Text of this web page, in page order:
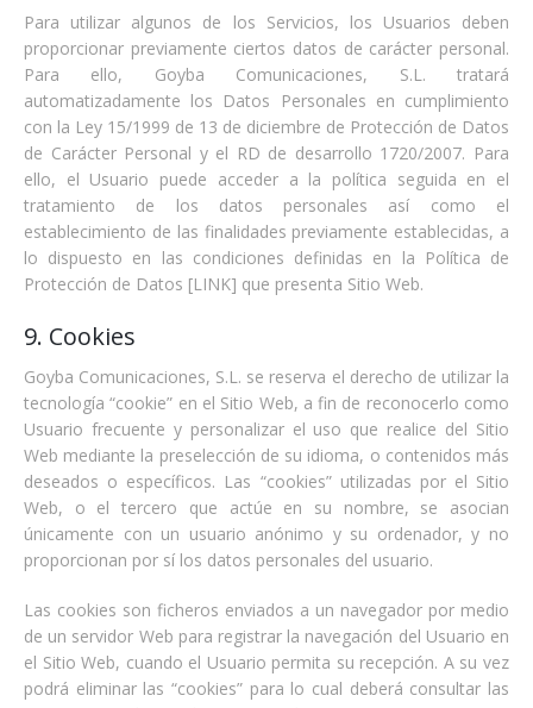
Para utilizar algunos de los Servicios, los Usuarios deben
proporcionar previamente ciertos datos de carácter personal.
Para ello, Goyba Comunicaciones, S.L. tratará
automatizadamente los Datos Personales en cumplimiento
con la Ley 15/1999 de 13 de diciembre de Protección de Datos
de Carácter Personal y el RD de desarrollo 1720/2007. Para
ello, el Usuario puede acceder a la política seguida en el
tratamiento de los datos personales así como el
establecimiento de las finalidades previamente establecidas, a
lo dispuesto en las condiciones definidas en la Política de
Protección de Datos [LINK] que presenta Sitio Web.
9. Cookies
Goyba Comunicaciones, S.L. se reserva el derecho de utilizar la
tecnología “cookie” en el Sitio Web, a fin de reconocerlo como
Usuario frecuente y personalizar el uso que realice del Sitio
Web mediante la preselección de su idioma, o contenidos más
deseados o específicos. Las “cookies” utilizadas por el Sitio
Web, o el tercero que actúe en su nombre, se asocian
únicamente con un usuario anónimo y su ordenador, y no
proporcionan por sí los datos personales del usuario.
Las cookies son ficheros enviados a un navegador por medio
de un servidor Web para registrar la navegación del Usuario en
el Sitio Web, cuando el Usuario permita su recepción. A su vez
podrá eliminar las “cookies” para lo cual deberá consultar las